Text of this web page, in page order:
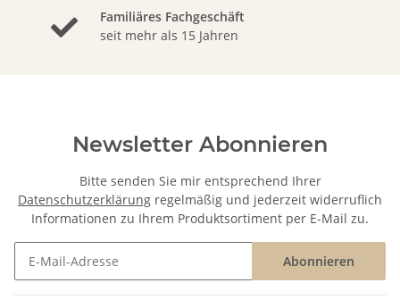
Familiäres Fachgeschäft
seit mehr als 15 Jahren
Newsletter Abonnieren
Bitte senden Sie mir entsprechend Ihrer
Datenschutzerklärung regelmäßig und jederzeit widerruflich
Informationen zu Ihrem Produktsortiment per E-Mail zu.
Abonnieren